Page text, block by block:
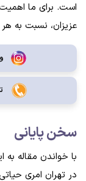
است. برای ما
عزیزان، نسبت به
سخن پایانی
با خواندن مقاله
در تهران امری